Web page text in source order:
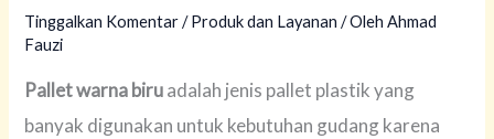
Tinggalkan Komentar / Produk dan Layanan / OlehAhmad
Fauzi
Pallet warna biruadalah jenis pallet plastik yang
banyak digunakan untuk kebutuhan gudang karena